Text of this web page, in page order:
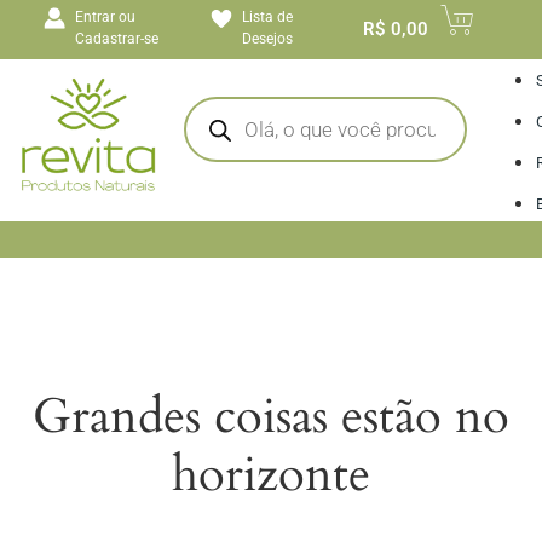
conteúdoEntrar ou
Cadastrar-se
Lista de
Desejos
R$ 0,00
Grandes coisas estão no
horizonte